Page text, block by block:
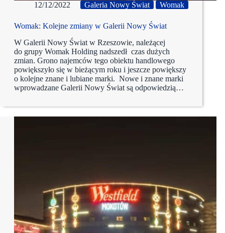
12/12/2022 Galeria Nowy Świat Womak
Womak: Kolejne zmiany w Galerii Nowy Świat
W Galerii Nowy Świat w Rzeszowie, należącej
do grupy Womak Holding nadszedł czas dużych
zmian. Grono najemców tego obiektu handlowego
powiększyło się w bieżącym roku i jeszcze powiększy
o kolejne znane i lubiane marki. Nowe i znane marki
wprowadzane Galerii Nowy Świat są odpowiedzią…